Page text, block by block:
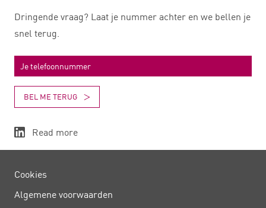
Dringende vraag? Laat je nummer achter en we bellen je
snel terug.
BEL ME TERUG
Read more
Cookies
Algemene voorwaarden